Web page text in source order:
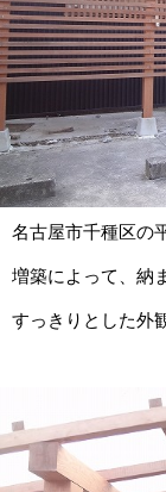
名古屋市千種区の
増築によって、納
すっきりとした外